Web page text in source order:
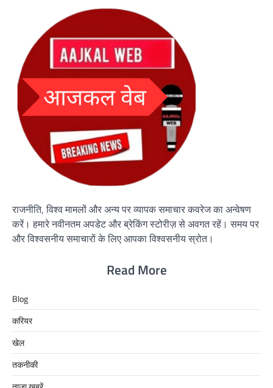
राजनीति, विश्व मामलों और अन्य पर व्यापक समाचार कवरेज का अन्वेषण
करें। हमारे नवीनतम अपडेट और ब्रेकिंग स्टोरीज़ से अवगत रहें। समय पर
और विश्वसनीय समाचारों के लिए आपका विश्वसनीय स्रोत।
Read More
Blog
करियर
खेल
तकनीकी